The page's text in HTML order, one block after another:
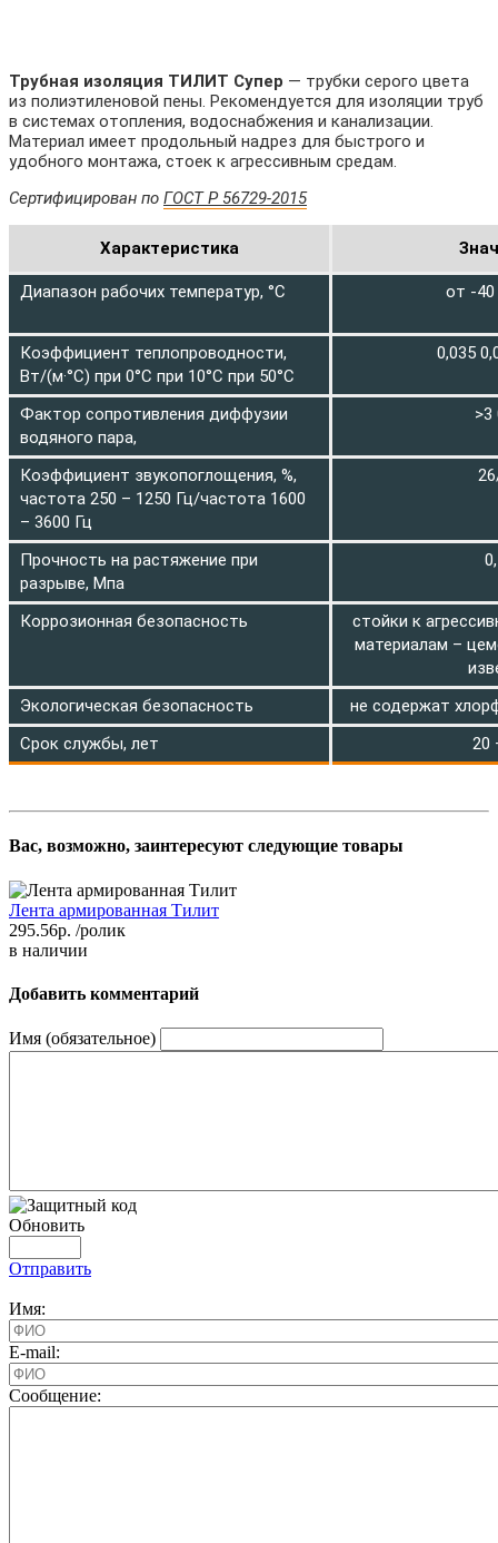
Трубная изоляция ТИЛИТ Супер — трубки серого цвета
из полиэтиленовой пены. Рекомендуется для изоляции труб
в системах отопления, водоснабжения и канализации.
Материал имеет продольный надрез для быстрого и
удобного монтажа, стоек к агрессивным средам.
Сертифицирован по ГОСТ Р 56729-2015
Характеристика
Диапазон рабочих температур, °С от -
Коэффициент теплопроводности,
Вт/(м·°С) при 0°С при 10°С при 50°С
0,035
Фактор сопротивления диффузии
водяного пара,
>3
Коэффициент звукопоглощения, %,
частота 250 – 1250 Гц/частота 1600
– 3600 Гц
Прочность на растяжение при
разрыве, Мпа
Коррозионная безопасность
стойки к
материалам –
Экологическая безопасность
не содержат
Срок службы, лет
20
Вас, возможно, заинтересуют следующие товары
Лента армированная Тилит
295.56р. /ролик
в наличии
Добавить комментарий
Имя (обязательное)
Обновить
Отправить
Имя:
E-mail:
Cообщение: